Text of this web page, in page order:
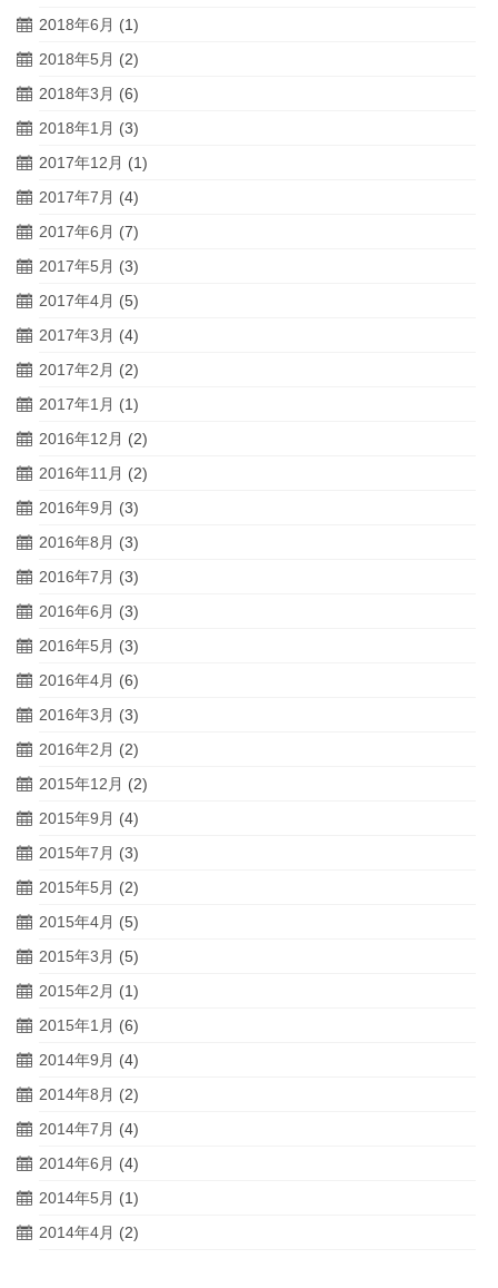
2018年6月 (1)
2018年5月 (2)
2018年3月 (6)
2018年1月 (3)
2017年12月 (1)
2017年7月 (4)
2017年6月 (7)
2017年5月 (3)
2017年4月 (5)
2017年3月 (4)
2017年2月 (2)
2017年1月 (1)
2016年12月 (2)
2016年11月 (2)
2016年9月 (3)
2016年8月 (3)
2016年7月 (3)
2016年6月 (3)
2016年5月 (3)
2016年4月 (6)
2016年3月 (3)
2016年2月 (2)
2015年12月 (2)
2015年9月 (4)
2015年7月 (3)
2015年5月 (2)
2015年4月 (5)
2015年3月 (5)
2015年2月 (1)
2015年1月 (6)
2014年9月 (4)
2014年8月 (2)
2014年7月 (4)
2014年6月 (4)
2014年5月 (1)
2014年4月 (2)